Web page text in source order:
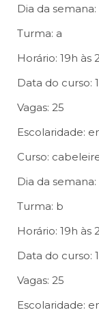
Dia da semana:
Turma: a
Horário: 19h às
Data do curso:
Vagas: 25
Escolaridade:
Curso:
Dia da semana:
Turma: b
Horário: 19h às
Data do curso:
Vagas: 25
Escolaridade: